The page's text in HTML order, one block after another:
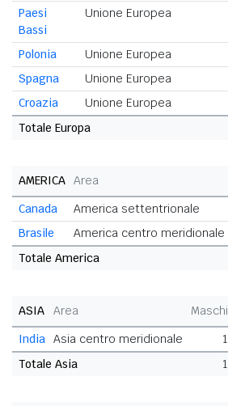
Paesi
Bassi
Unione Europea
Polonia Unione Europea
Spagna
Unione Europea
Croazia
Unione Europea
Totale Europa
AMERICA Area
Canada
America settentrionale
Brasile
America centro meridionale
Totale America
ASIA Area Maschi
India Asia centro meridionale 1
Totale Asia
1